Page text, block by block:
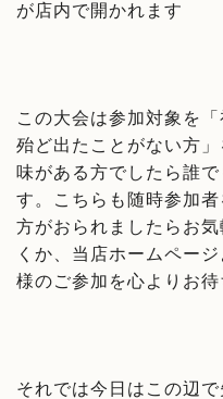
が店内で開かれます
この大会は参加対象を
殆ど出たことがない方
味がある方でしたら誰
す。こちらも随時参加
方がおられましたらお
くか、当店ホームペー
様のご参加を心よりお
それでは今日はこの辺